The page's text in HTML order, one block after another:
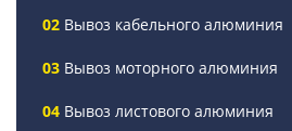
Вывоз кабельного алюминия
Вывоз моторного алюминия
Вывоз листового алюминия